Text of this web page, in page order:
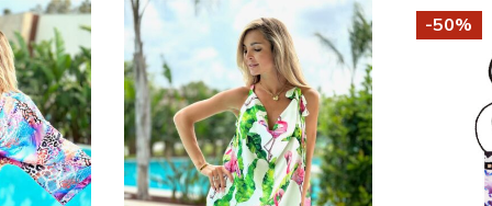
-50%